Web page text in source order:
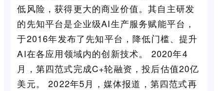
低风险，获得更大的商业价值。其自主研发
的先知平台是企业级AI生产服务赋能平台，
于2016年发布了先知平台，降低门槛、提升
AI在各应用领域内的创新技术。 2020年4
月，第四范式完成C+轮融资，投后估值20亿
美元。 2022年5月，媒体报道，第四范式再